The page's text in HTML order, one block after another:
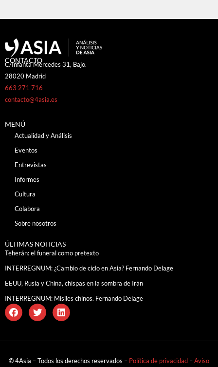
CONTACTO
C/Infanta Mercedes 31, Bajo.
28020 Madrid
663 271 716
contacto@4asia.es
MENÚ
Actualidad y Análisis
Eventos
Entrevistas
Informes
Cultura
Colabora
Sobre nosotros
ÚLTIMAS NOTICIAS
Teherán: el funeral como pretexto
INTERREGNUM: ¿Cambio de ciclo en Asia? Fernando Delage
EEUU, Rusia y China, chispas en la sombra de Irán
INTERREGNUM: Misiles chinos. Fernando Delage
© 4Asia – Todos los derechos reservados – Política de privacidad –Aviso